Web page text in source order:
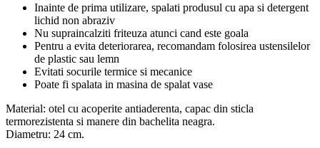
Inainte de prima utilizare, spalati produsul cu apa si detergent
lichid non abraziv
Nu supraincalziti friteuza atunci cand este goala
Pentru a evita deteriorarea, recomandam folosirea ustensilelor
de plastic sau lemn
Evitati socurile termice si mecanice
Poate fi spalata in masina de spalat vase
Material: otel cu acoperite antiaderenta, capac din sticla
termorezistenta si manere din bachelita neagra.
Diametru: 24 cm.